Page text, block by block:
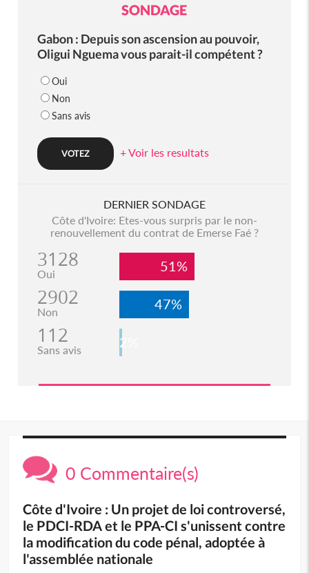
SONDAGE
Gabon : Depuis son ascension au pouvoir,
Oligui Nguema vous parait-il compétent ?
Oui
Non
Sans avis
+ Voir les resultats
DERNIER SONDAGE
Côte d'Ivoire: Etes-vous surpris par le non-
renouvellement du contrat de Emerse Faé ?
3128
Oui 51%
2902
Non 47%
112
Sans avis 2%
0 Commentaire(s)
Côte d'Ivoire : Un projet de loi controversé,
le PDCI-RDA et le PPA-CI s'unissent contre
la modification du code pénal, adoptée à
l'assemblée nationale